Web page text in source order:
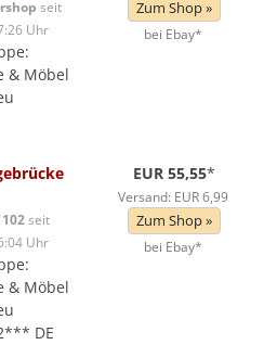
seit
Uhr
& Möbel
Zum Shop »
bei Ebay*
seit
Uhr
& Möbel
DE
EUR 55,55*
Versand: EUR 6,99
Zum Shop »
bei Ebay*